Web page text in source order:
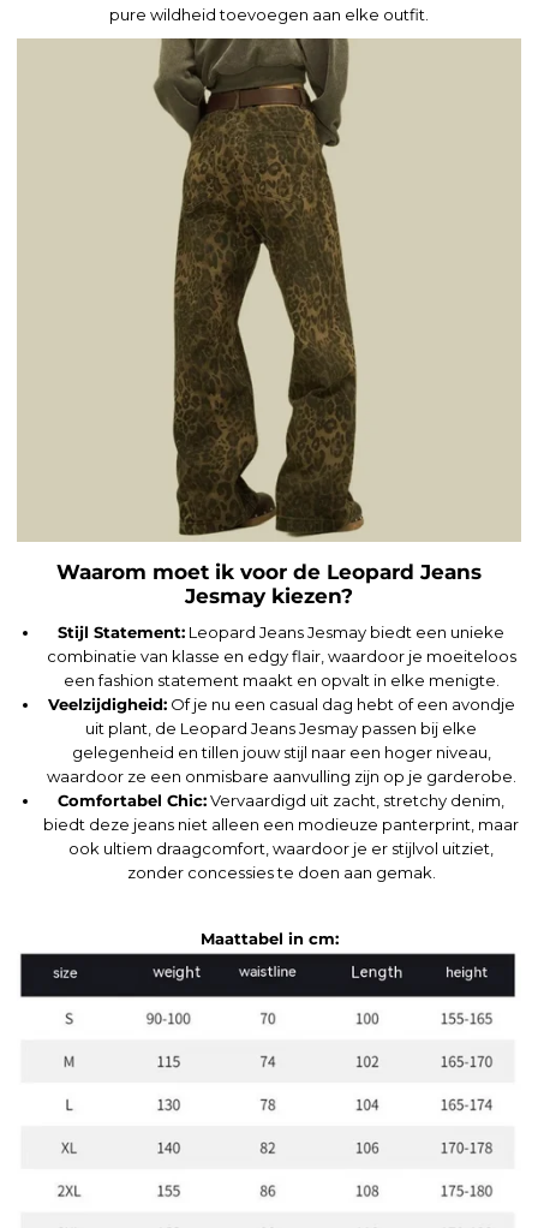
pure wildheid toevoegen aan elke outfit.
Waarom moet ik voor de Leopard Jeans
Jesmay kiezen?
Stijl Statement: Leopard Jeans Jesmay biedt een unieke
combinatie van klasse en edgy flair, waardoor je moeiteloos
een fashion statement maakt en opvalt in elke menigte.
Veelzijdigheid:Of je nu een casual dag hebt of een avondje
uit plant, de Leopard Jeans Jesmay passen bij elke
gelegenheid en tillen jouw stijl naar een hoger niveau,
waardoor ze een onmisbare aanvulling zijn op je garderobe.
Comfortabel Chic:Vervaardigd uit zacht, stretchy denim,
biedt deze jeans niet alleen een modieuze panterprint, maar
ook ultiem draagcomfort, waardoor je er stijlvol uitziet,
zonder concessies te doen aan gemak.
Maattabel in cm: